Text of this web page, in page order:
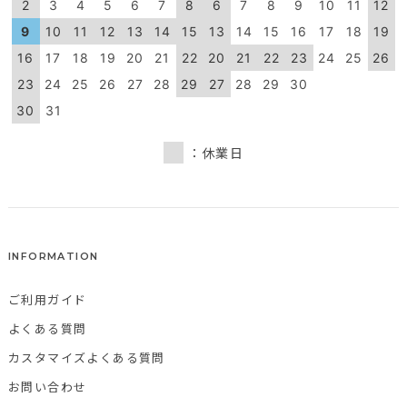
2 3 4 5 6 7
8
9
10 11 12 13 14
15
16
17 18 19 20 21
22
23
24 25 26 27 28
29
30
31
6 7 8 9 10 11
12
13
14 15 16 17 18
19
20
21 22 23 24 25
26
27
28 29 30
：休業日
INFORMATION
ご利用ガイド
よくある質問
カスタマイズよくある質問
お問い合わせ